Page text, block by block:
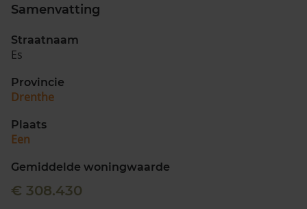
Samenvatting
Straatnaam
Es
Provincie
Drenthe
Plaats
Een
Gemiddelde woningwaarde
€ 308.430